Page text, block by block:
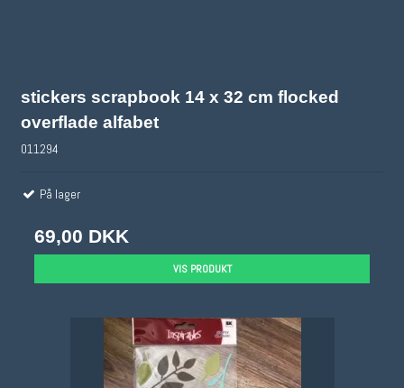
stickers scrapbook 14 x 32 cm flocked
overflade alfabet
011294
På lager
69,00 DKK
VIS PRODUKT